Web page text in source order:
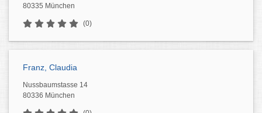
80335 München
(0)
Franz, Claudia
Nussbaumstasse 14
80336 München